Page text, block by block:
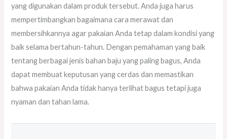
yang digunakan dalam produk tersebut. Anda juga harus
mempertimbangkan bagaimana cara merawat dan
membersihkannya agar pakaian Anda tetap dalam kondisi yang
baik selama bertahun-tahun. Dengan pemahaman yang baik
tentang berbagai jenis bahan baju yang paling bagus, Anda
dapat membuat keputusan yang cerdas dan memastikan
bahwa pakaian Anda tidak hanya terlihat bagus tetapi juga
nyaman dan tahan lama.